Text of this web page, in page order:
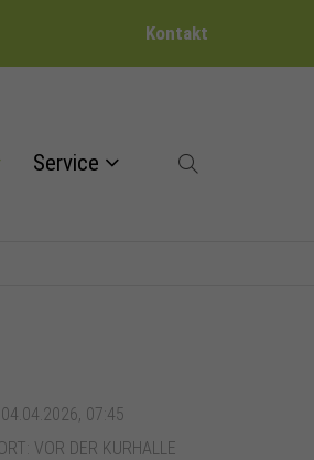
Kontakt
Service
04.04.2026, 07:45
VOR DER KURHALLE